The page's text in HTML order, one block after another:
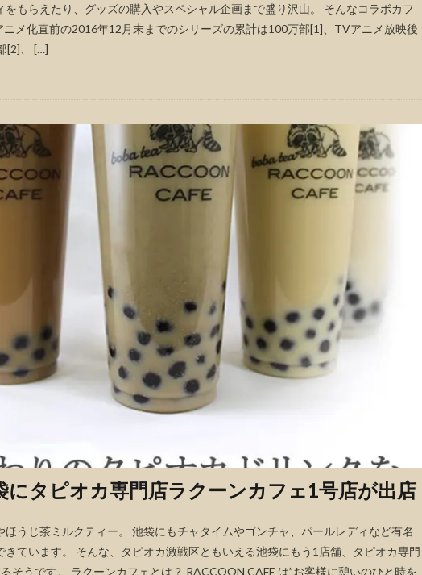
もらえたり、グッズの購入やスペシャル企画まで盛り沢山。 そんなコラボカフ
メ化直前の2016年12月末までのシリーズの累計は100万部[1]、TVアニメ放映後
[2]、 […]
にタピオカ専門店ラクーンカフェ1号店が出店
うじ茶ミルクティー。 池袋にもチャタイムやゴンチャ、パールレディなど有名
ています。 そんな、タピオカ激戦区ともいえる池袋にもう1店舗、タピオカ専門
そうです。 ラクーンカフェとは？ RACCOON CAFE は”お客様に憩いのひと時を